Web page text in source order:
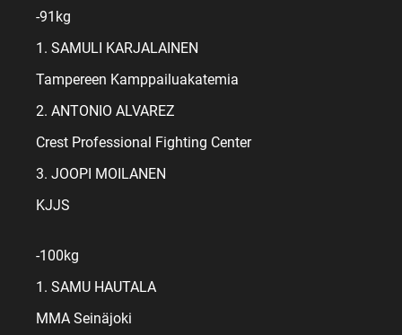
-91kg
1. SAMULI KARJALAINEN
Tampereen Kamppailuakatemia
2. ANTONIO ALVAREZ
Crest Professional Fighting Center
3. JOOPI MOILANEN
KJJS
-100kg
1. SAMU HAUTALA
MMA Seinäjoki